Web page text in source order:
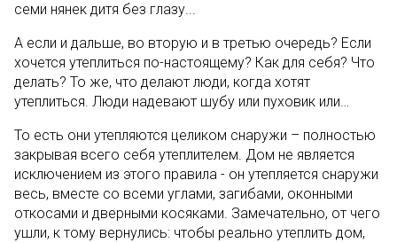
семи нянек дитя без глазу...
А если и дальше, во вторую и в третью очередь? Если
хочется утеплиться по-настоящему? Как для себя? Что
делать? То же, что делают люди, когда хотят
утеплиться. Люди надевают шубу или пуховик или…
То есть они утепляются целиком снаружи – полностью
закрывая всего себя утеплителем. Дом не является
исключением из этого правила - он утепляется снаружи
весь, вместе со всеми углами, загибами, оконными
откосами и дверными косяками. Замечательно, от чего
ушли, к тому вернулись: чтобы реально утеплить дом,